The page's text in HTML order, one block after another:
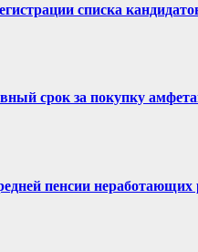
списка
срок за покупку
пенсии неработающих